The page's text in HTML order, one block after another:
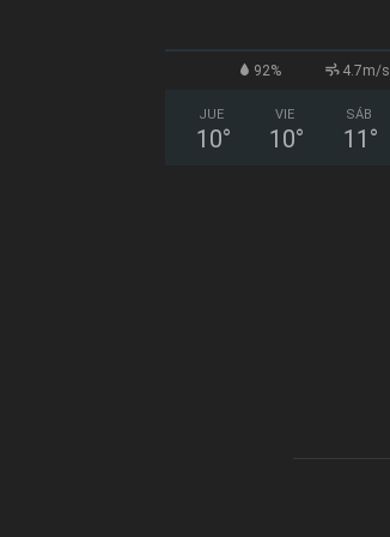
92% 4.7m/s
JUE
10°
VIE
10°
SÁB
11 °